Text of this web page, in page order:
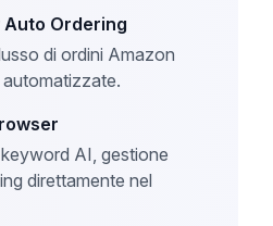
Auto Ordering
di ordini Amazon
AI, gestione
direttamente nel